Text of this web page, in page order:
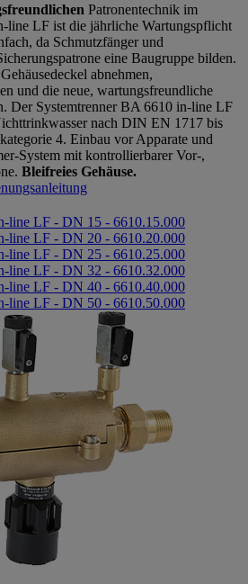
Patronentechnik im
line LF ist die jährliche Wartungspflicht
da Schmutzfänger und
eine Baugruppe bilden.
abnehmen,
und die neue, wartungsfreundliche
Der Systemtrenner BA 6610 in-line LF
nach DIN EN 1717 bis
4. Einbau vor Apparate und
System mit kontrollierbarer Vor-,
Bleifreies Gehäuse.
line LF - DN 15 - 6610.15.000
line LF - DN 20 - 6610.20.000
line LF - DN 25 - 6610.25.000
line LF - DN 32 - 6610.32.000
line LF - DN 40 - 6610.40.000
line LF - DN 50 - 6610.50.000